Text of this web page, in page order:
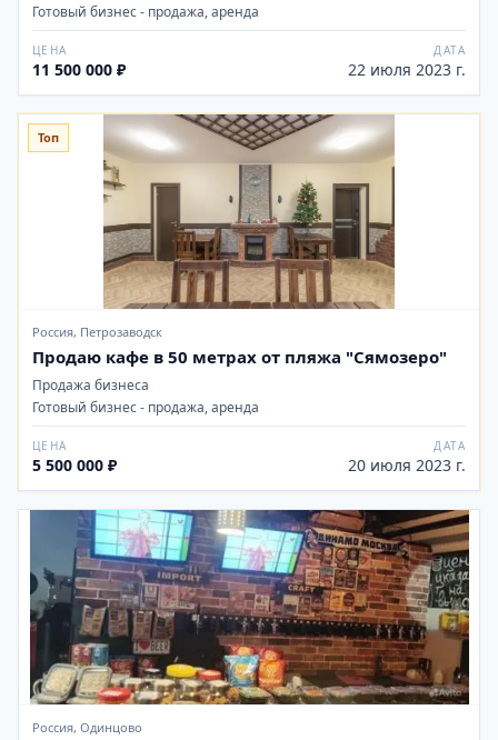
Готовый бизнес - продажа, аренда
ЦЕНА
11 500 000 ₽
ДАТА
22 июля 2023 г.
Топ
Россия, Петрозаводск
Продаю кафе в 50 метрах от пляжа "Сямозеро"
Продажа бизнеса
Готовый бизнес - продажа, аренда
ЦЕНА
5 500 000 ₽
ДАТА
20 июля 2023 г.
Россия, Одинцово